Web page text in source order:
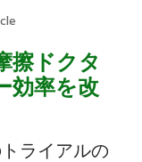
擦ドクタ
効率を改
ライアルの